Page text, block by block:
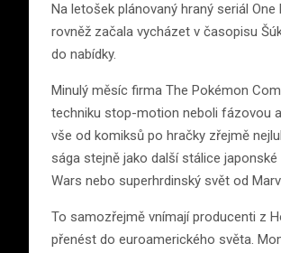
Na letošek plánovaný hraný seriál
rovněž začala vycházet v časopisu
do nabídky.
Minulý měsíc firma The Pokémon
techniku stop-motion neboli fázovou
vše od komiksů po hračky zřejmě
sága stejně jako další stálice
Wars nebo superhrdinský svět od
To samozřejmě vnímají producenti z
přenést do euroamerického světa.